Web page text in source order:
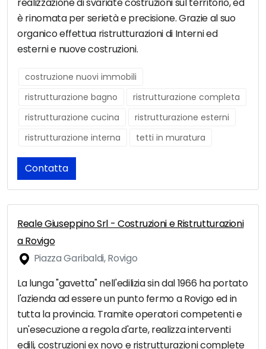
realizzazione di svariate costruzioni sul territorio, ed
è rinomata per serietà e precisione. Grazie al suo
organico effettua ristrutturazioni di Interni ed
esterni e nuove costruzioni.
costruzione nuovi immobili
ristrutturazione bagno
ristrutturazione completa
ristrutturazione cucina
ristrutturazione esterni
ristrutturazione interna
tetti in muratura
Contatta
Reale Giuseppino Srl - Costruzioni e Ristrutturazioni
a Rovigo
Piazza Garibaldi, Rovigo
La lunga "gavetta" nell'edilizia sin dal 1966 ha portato
l'azienda ad essere un punto fermo a Rovigo ed in
tutta la provincia. Tramite operatori competenti e
un'esecuzione a regola d'arte, realizza interventi
edili, costruzioni ex novo e ristrutturazioni complete